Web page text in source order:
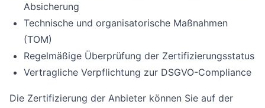
Absicherung
Technische und organisatorische Maßnahmen
(TOM)
Regelmäßige Überprüfung der Zertifizierungsstatus
Vertragliche Verpflichtung zur DSGVO-Compliance
Die Zertifizierung der Anbieter können Sie auf der